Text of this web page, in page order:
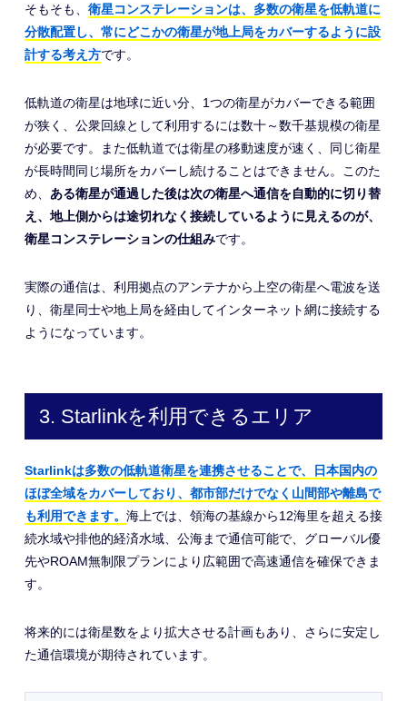
そもそも、 衛星コンステレーションは、多数の衛星を低軌道に
分散配置し、常にどこかの衛星が地上局をカバーするように設
計する考え方です。
低軌道の衛星は地球に近い分、1つの衛星がカバーできる範囲
が狭く、公衆回線として利用するには数十～数千基規模の衛星
が必要です。また低軌道では衛星の移動速度が速く、同じ衛星
が長時間同じ場所をカバーし続けることはできません。このた
め、 ある衛星が通過した後は次の衛星へ通信を自動的に切り替
え、地上側からは途切れなく接続しているように見えるのが、
衛星コンステレーションの仕組みです。
実際の通信は、利用拠点のアンテナから上空の衛星へ電波を送
り、衛星同士や地上局を経由してインターネット網に接続する
ようになっています。
3. Starlinkを利用できるエリア
Starlinkは多数の低軌道衛星を連携させることで、日本国内の
ほぼ全域をカバーしており、都市部だけでなく山間部や離島で
も利用できます。 海上では、領海の基線から12海里を超える接
続水域や排他的経済水域、公海まで通信可能で、グローバル優
先やROAM無制限プランにより広範囲で高速通信を確保できま
す。
将来的には衛星数をより拡大させる計画もあり、さらに安定し
た通信環境が期待されています。